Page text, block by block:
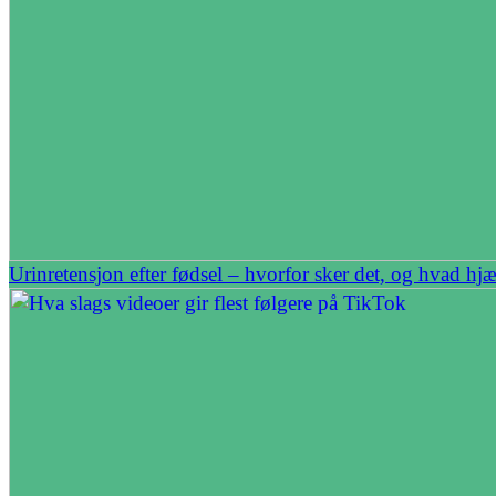
Urinretensjon efter fødsel – hvorfor sker det, og hvad